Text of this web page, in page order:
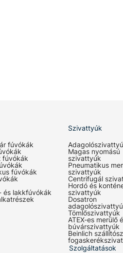
fúvókák
fúvókák
fúvókák
és lakkfúvókák
Szivattyúk
Magas nyomású
szivattyúk
Pneumatikus
szivattyúk
Centrifugál
Hordó és
szivattyúk
Dosatron
Tömlőszivattyúk
ATEX-es merülő
búvárszivattyúk
Beinlich
Szolgáltatások